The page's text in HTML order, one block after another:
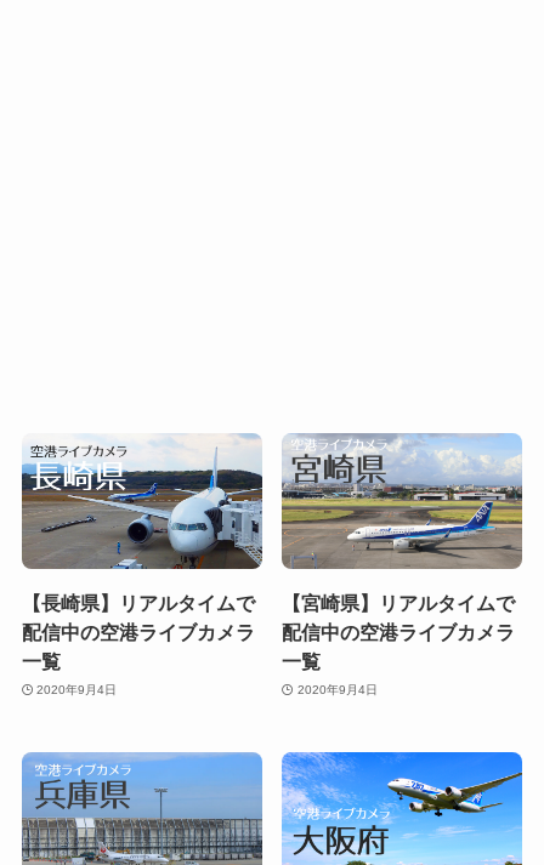
【長崎県】リアルタイムで
配信中の空港ライブカメラ
一覧
2020年9月4日
【宮崎県】リアルタイムで
配信中の空港ライブカメラ
一覧
2020年9月4日